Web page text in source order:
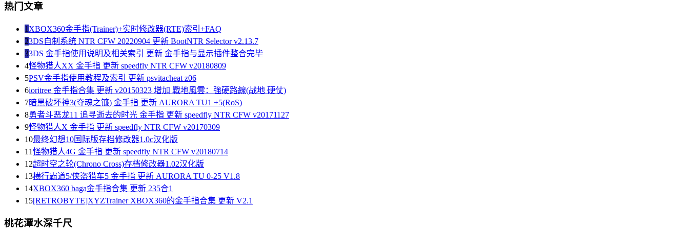
热门文章
1 XBOX360金手指(Trainer)+实时修改器(RTE)索引+FAQ
23DS自制系统 NTR CFW 20220904 更新 BootNTR Selector v2.13.7
33DS 金手指使用说明及相关索引 更新 金手指与显示插件整合完毕
4怪物猎人XX 金手指 更新 speedfly NTR CFW v20180809
5PSV金手指使用教程及索引 更新 psvitacheat z06
6ioritree 金手指合集 更新 v20150323 增加 戰地風雲：強硬路線(战地 硬仗)
7暗黑破坏神3(夺魂之镰) 金手指 更新 AURORA TU1 +5(RoS)
8勇者斗恶龙11 追寻逝去的时光 金手指 更新 speedfly NTR CFW v20171127
9怪物猎人X 金手指 更新 speedfly NTR CFW v20170309
10最终幻想10国际版存档修改器1.0c汉化版
11怪物猎人4G 金手指 更新 speedfly NTR CFW v20180714
12超时空之轮(Chrono Cross)存档修改器1.02汉化版
13横行霸道5/侠盗猎车5 金手指 更新 AURORA TU 0-25 V1.8
14XBOX360 baga金手指合集 更新 235合1
15[RETROBYTE]XYZTrainer XBOX360的金手指合集 更新 V2.1
桃花潭水深千尺